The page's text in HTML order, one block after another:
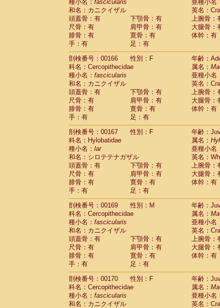
種小名： fascicularis
亜種小名
和名：カニクイザル
英名：
頭蓋骨：有
下顎骨：有
上腕骨：
尺骨：有
肩甲骨：有
大腿骨：
腓骨：有
寛骨：有
体幹：有
手：有
足：有
剖検番号：00166
性別：F
年齢：
科名：Cercopithecidae
属名：
種小名： fascicularis
亜種小名
和名：カニクイザル
英名：
頭蓋骨：有
下顎骨：有
上腕骨：
尺骨：有
肩甲骨：有
大腿骨：
腓骨：有
寛骨：有
体幹：有
手：有
足：有
剖検番号：00167
性別：F
年齢：
科名：Hylobatidae
属名：
種小名： lar
亜種小名
和名：シロテテナガザル
英名：
頭蓋骨：有
下顎骨：有
上腕骨：
尺骨：有
肩甲骨：有
大腿骨：
腓骨：有
寛骨：有
体幹：有
手：有
足：有
剖検番号：00169
性別：M
年齢：
科名：Cercopithecidae
属名：
種小名： fascicularis
亜種小名
和名：カニクイザル
英名：
頭蓋骨：有
下顎骨：有
上腕骨：
尺骨：有
肩甲骨：有
大腿骨：
腓骨：有
寛骨：有
体幹：有
手：有
足：有
剖検番号：00170
性別：F
年齢：
科名：Cercopithecidae
属名：
種小名： fascicularis
亜種小名
和名：カニクイザル
英名：